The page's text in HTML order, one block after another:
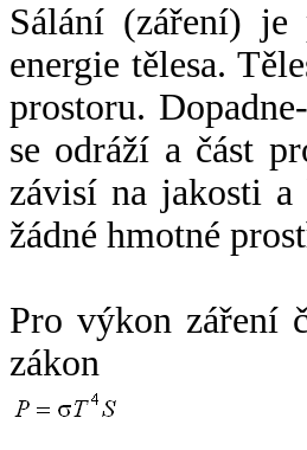
Sálání (záření) je
energie tělesa.
prostoru.
se odráží a část
závisí na jakosti a
žádné hmotné
Pro výkon záření
zákon